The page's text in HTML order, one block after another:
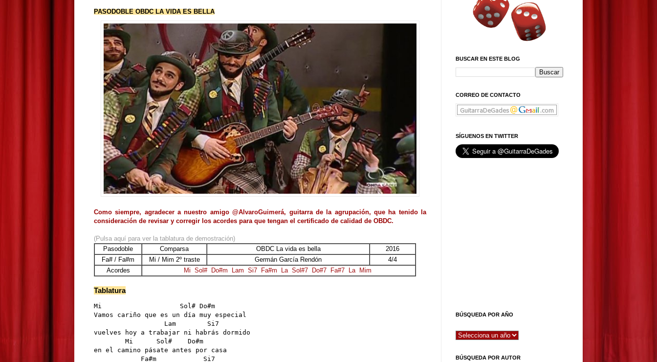
PASODOBLE OBDC LA VIDA ES BELLA
Como siempre, agradecer a nuestro amigo@AlvaroGuimerá, guitarra de la agrupación, que ha tenido la
consideración de revisar y corregir los acordes para que tengan el certificado de calidad de OBDC.
(Pulsa aquí para ver la tablatura de demostración)
Pasodoble
Comparsa OBDC La vida es bella
2016
Fa# / Fa#m
Mi / Mim 2º traste Germán García Rendón
4/4
Acordes
Mi Sol# Do#m Lam Si7 Fa#m La Sol#7 Do#7 Fa#7 La Mim
Tablatura
Mi                    Sol# Do#m
Vamos cariño que es un día muy especial
                  Lam        Si7
vuelves hoy a trabajar ni habrás dormido
        Mi      Sol#    Do#m
en el camino pásate antes por casa
            Fa#m            Si7
BUSCAR EN ESTE BLOG
CORREO DE CONTACTO
SÍGUENOS EN TWITTER
BÚSQUEDA POR AÑO
BÚSQUEDA POR AUTOR